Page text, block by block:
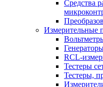
Cредства
Измерительные
RCL-
Тестеры
Тестеры,